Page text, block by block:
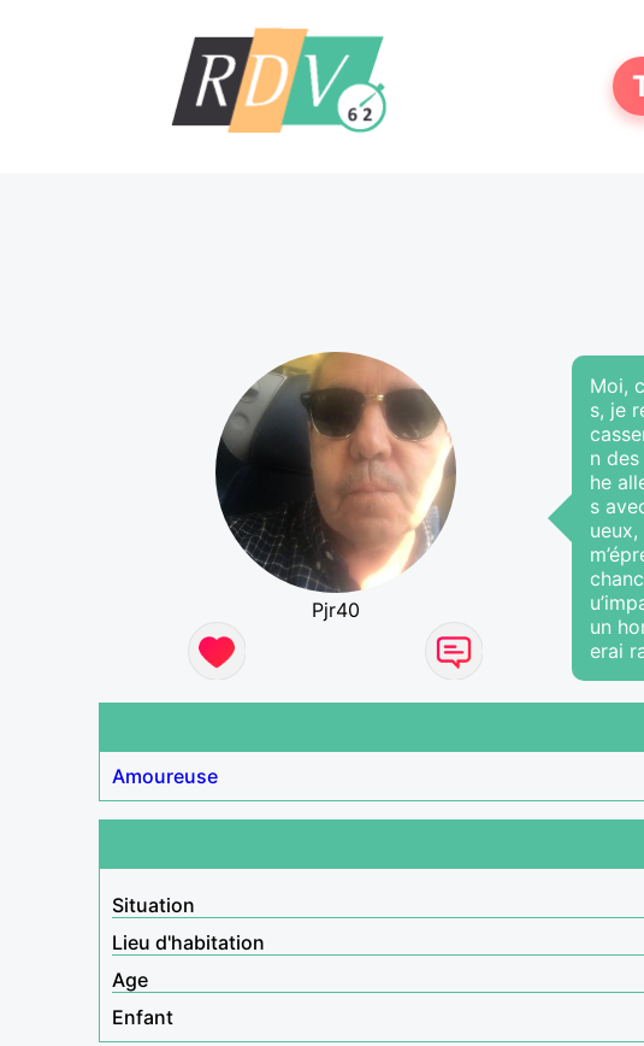
Pjr40
Moi,
s, je
n
he
s
un
erai
Amoureuse
Situation
Lieu d'habitation
Age
Enfant